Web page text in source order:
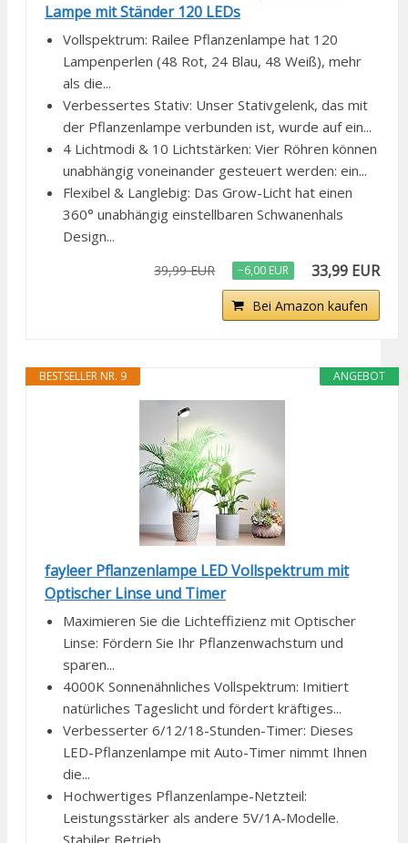
Lampe mit Ständer 120 LEDs
Vollspektrum: Railee Pflanzenlampe hat 120
Lampenperlen (48 Rot, 24 Blau, 48 Weiß), mehr
als die...
Verbessertes Stativ: Unser Stativgelenk, das mit
der Pflanzenlampe verbunden ist, wurde auf ein...
4 Lichtmodi & 10 Lichtstärken: Vier Röhren können
unabhängig voneinander gesteuert werden: ein...
Flexibel & Langlebig: Das Grow-Licht hat einen
360° unabhängig einstellbaren Schwanenhals
Design...
39,99 EUR −6,00 EUR 33,99 EUR
Bei Amazon kaufen
ANGEBOT
BESTSELLER NR. 9
fayleer Pflanzenlampe LED Vollspektrum mit
Optischer Linse und Timer
Maximieren Sie die Lichteffizienz mit Optischer
Linse: Fördern Sie Ihr Pflanzenwachstum und
sparen...
4000K Sonnenähnliches Vollspektrum: Imitiert
natürliches Tageslicht und fördert kräftiges...
Verbesserter 6/12/18-Stunden-Timer: Dieses
LED-Pflanzenlampe mit Auto-Timer nimmt Ihnen
die...
Hochwertiges Pflanzenlampe-Netzteil:
Leistungsstärker als andere 5V/1A-Modelle.
Stabiler Betrieb...